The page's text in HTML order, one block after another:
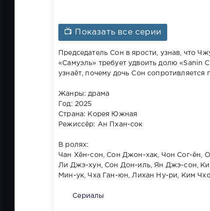
📺 Показать все серии
Председатель Сон в ярости, узнав, что
«Самуэль» требует удвоить долю «Sanin
узнаёт, почему дочь Сон сопротивляется
Жанры: драма
Год: 2025
Страна: Корея Южная
Режиссёр: Ан Пхан-сок
В ролях:
Чан Хён-сон, Сон Джон-хак, Чон Сог-ён,
Ли Джэ-хун, Сон Дон-иль, Ян Джэ-сон,
Мин-ук, Чха Ган-юн, Лихан Ну-ри, Ким
Сериалы